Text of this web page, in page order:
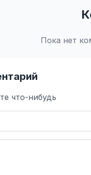
Пока нет
что-нибудь